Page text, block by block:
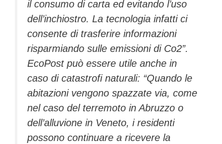
il consumo di carta ed evitando l’uso
dell’inchiostro. La tecnologia infatti ci
consente di trasferire informazioni
risparmiando sulle emissioni di Co2”.
EcoPost può essere utile anche in
caso di catastrofi naturali: “Quando le
abitazioni vengono spazzate via, come
nel caso del terremoto in Abruzzo o
dell’alluvione in Veneto, i residenti
possono continuare a ricevere la